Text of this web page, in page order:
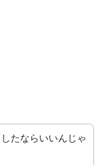
たならいいんじゃ